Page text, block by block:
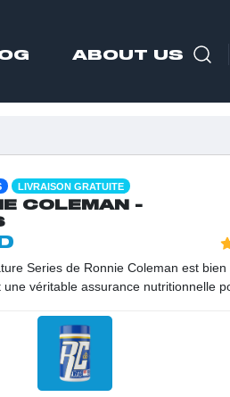
ABOUT US
LIVRAISON GRATUITE
COLEMAN -
Series de Ronnie Coleman est
véritable assurance nutritionnelle
vitalité débordante. Sa formule de
pour des résultats rapides sur votre